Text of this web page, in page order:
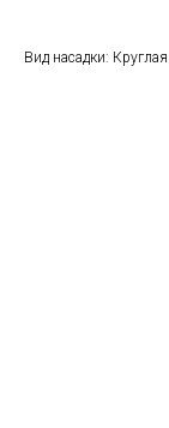
Вид насадки: Круглая